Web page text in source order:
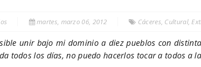
martes, marzo 06, 2012 Cáceres, Cultural,
unir bajo mi dominio a diez pueblos con
todos los días, no puedo hacerlos tocar a todos a